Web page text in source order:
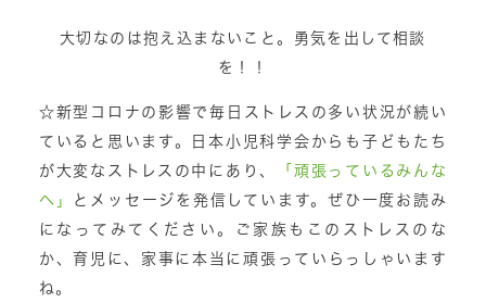
大切なのは抱え込まないこと。勇気を出して相談
を！！
☆新型コロナの影響で毎日ストレスの多い状況が続い
ていると思います。日本小児科学会からも子どもたち
が大変なストレスの中にあり、
「頑張っているみんな
へ」
とメッセージを発信しています。ぜひ一度お読み
になってみてください。ご家族もこのストレスのな
か、育児に、家事に本当に頑張っていらっしゃいます
ね。